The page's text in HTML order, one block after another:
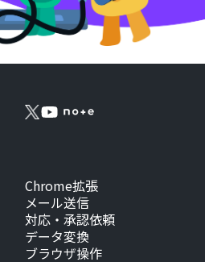
Chrome拡張
メール送信
対応・承認依頼
データ変換
ブラウザ操作